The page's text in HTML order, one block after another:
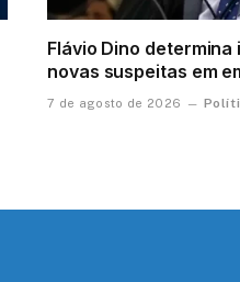
Flávio Dino
novas suspeitas em
7 de agosto de 2026